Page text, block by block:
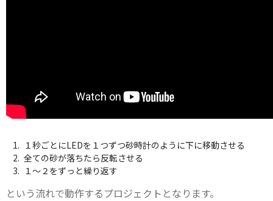
１秒ごとにLEDを１つずつ砂時計のように下に移動させる
全ての砂が落ちたら反転させる
１～２をずっと繰り返す
という流れで動作するプロジェクトとなります。